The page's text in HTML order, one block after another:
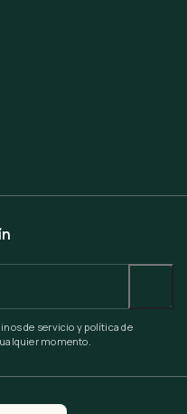
de servicio y política de
momento.